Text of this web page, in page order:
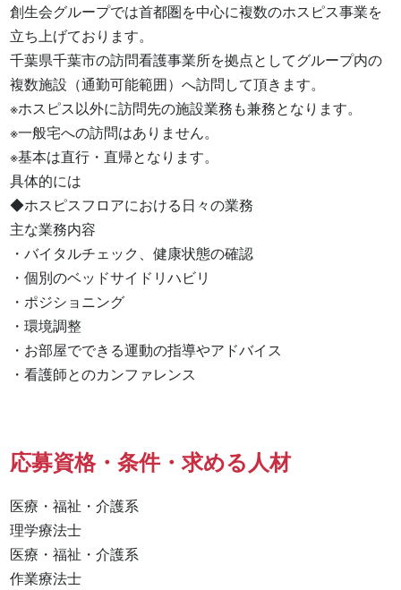
創生会グループでは首都圏を中心に複数のホスピス事業を
立ち上げております。
千葉県千葉市の訪問看護事業所を拠点としてグループ内の
複数施設（通勤可能範囲）へ訪問して頂きます。
※ホスピス以外に訪問先の施設業務も兼務となります。
※一般宅への訪問はありません。
※基本は直行・直帰となります。
具体的には
◆ホスピスフロアにおける日々の業務
主な業務内容
・バイタルチェック、健康状態の確認
・個別のベッドサイドリハビリ
・ポジショニング
・環境調整
・お部屋でできる運動の指導やアドバイス
・看護師とのカンファレンス
応募資格・条件・求める人材
医療・福祉・介護系
理学療法士
医療・福祉・介護系
作業療法士